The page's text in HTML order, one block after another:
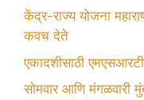
केंद्र-राज्य योजना
कवच देते
एकादशीसाठी
सोमवार आणि मंगळवारी